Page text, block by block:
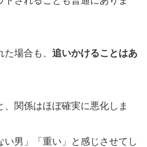
場合も、 追いかけることはあ
関係はほぼ確実に悪化しま
男」「重い」と感じさせてし